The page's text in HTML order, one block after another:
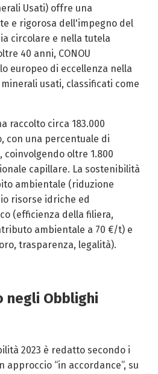
Usati) offre una
e rigorosa dell'impegno del
circolare e nella tutela
40 anni, CONOU
europeo di eccellenza nella
usati, classificati come
raccolto circa 183.000
con una percentuale di
coinvolgendo oltre 1.800
capillare. La sostenibilità
ambientale (riduzione
risorse idriche ed
(efficienza della filiera,
ambientale a 70 €/t) e
trasparenza, legalità).
negli Obblighi
2023 è redatto secondo i
approccio “in accordance”, su